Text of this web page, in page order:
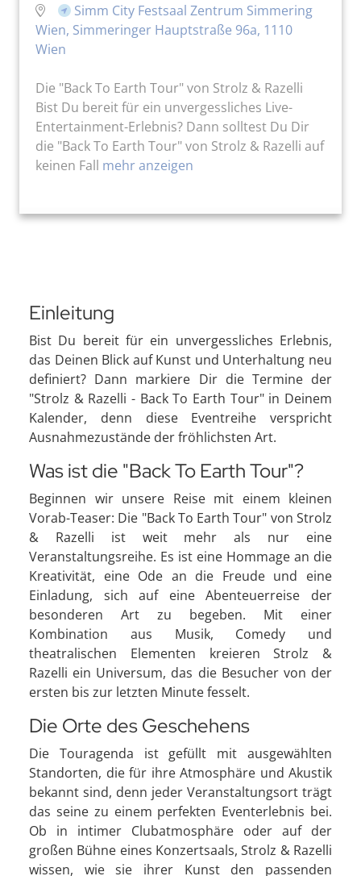
Simm City Festsaal Zentrum Simmering
Wien, Simmeringer Hauptstraße 96a, 1110
Wien
Die "Back To Earth Tour" von Strolz & Razelli
Bist Du bereit für ein unvergessliches Live-
Entertainment-Erlebnis? Dann solltest Du Dir
die "Back To Earth Tour" von Strolz & Razelli auf
keinen Fall mehr anzeigen
Einleitung
Bist Du bereit für ein unvergessliches Erlebnis,
das Deinen Blick auf Kunst und Unterhaltung neu
definiert? Dann markiere Dir die Termine der
"Strolz & Razelli - Back To Earth Tour" in Deinem
Kalender, denn diese Eventreihe verspricht
Ausnahmezustände der fröhlichsten Art.
Was ist die "Back To Earth Tour"?
Beginnen wir unsere Reise mit einem kleinen
Vorab-Teaser: Die "Back To Earth Tour" von Strolz
& Razelli ist weit mehr als nur eine
Veranstaltungsreihe. Es ist eine Hommage an die
Kreativität, eine Ode an die Freude und eine
Einladung, sich auf eine Abenteuerreise der
besonderen Art zu begeben. Mit einer
Kombination aus Musik, Comedy und
theatralischen Elementen kreieren Strolz &
Razelli ein Universum, das die Besucher von der
ersten bis zur letzten Minute fesselt.
Die Orte des Geschehens
Die Touragenda ist gefüllt mit ausgewählten
Standorten, die für ihre Atmosphäre und Akustik
bekannt sind, denn jeder Veranstaltungsort trägt
das seine zu einem perfekten Eventerlebnis bei.
Ob in intimer Clubatmosphäre oder auf der
großen Bühne eines Konzertsaals, Strolz & Razelli
wissen, wie sie ihrer Kunst den passenden